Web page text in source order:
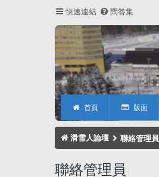
快速連結 問答集
首頁 版面
滑雪人論壇 聯絡管理員
聯絡管理員